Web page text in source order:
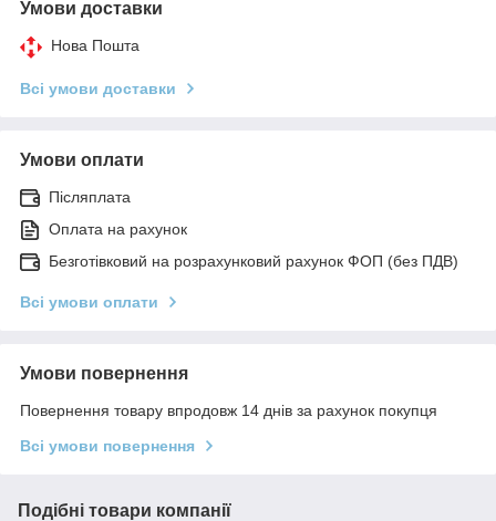
Умови доставки
Нова Пошта
Всі умови доставки
Умови оплати
Післяплата
Оплата на рахунок
Безготівковий на розрахунковий рахунок ФОП (без ПДВ)
Всі умови оплати
Умови повернення
Повернення товару впродовж 14 днів за рахунок покупця
Всі умови повернення
Подібні товари компанії